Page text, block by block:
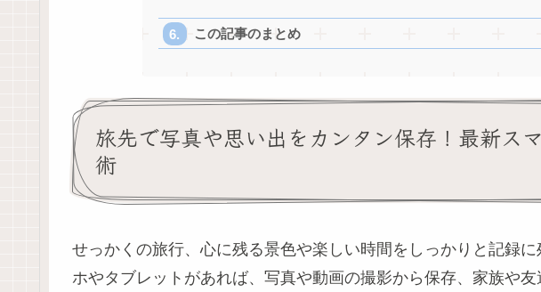
この記事のまとめ
旅先で写真や思い出をカンタン保存！最新ス
術
せっかくの旅行、心に残る景色や楽しい時間をしっかりと記録
ホやタブレットがあれば、写真や動画の撮影から保存、家族や